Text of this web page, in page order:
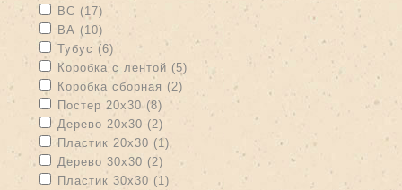
Apply ВС filter
ВС (17) Apply ВС filter
Apply ВА filter
ВА (10)
Apply Тубус filter
Тубус (6) Apply Тубус filter
Apply Коробка с лентой filter
Коробка с лентой (5) Apply Коробка с лентой filter
Apply Коробка сборная filter
Коробка сборная (2) Apply Коробка сборная filter
Apply Постер 20х30 filter
Постер 20х30 (8) Apply Постер 20х30 filter
Apply Дерево 20х30 filter
Дерево 20х30 (2) Apply Дерево 20х30 filter
Apply Пластик 20х30 filter
Пластик 20х30 (1) Apply Пластик 20х30 filter
Apply Дерево 30х30 filter
Дерево 30х30 (2) Apply Дерево 30х30 filter
Apply Пластик 30х30 filter
Пластик 30х30 (1) Apply Пластик 30х30 filter